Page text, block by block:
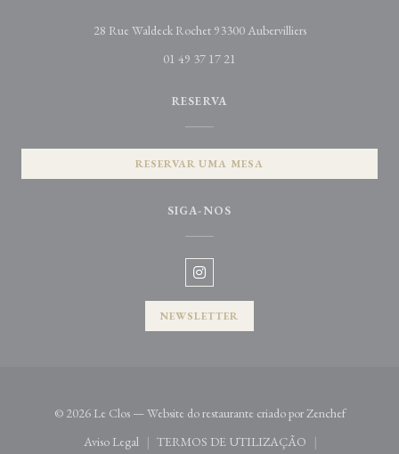
28 Rue Waldeck Rochet 93300 Aubervilliers((abre numa nova
01 49 37 17 21
RESERVA
RESERVAR UMA MESA
SIGA-NOS
Instagram ((abre numa nova janela))
NEWSLETTER
© 2026 Le Clos — Website do restaurante criado porZenchef((abre
Aviso Legal
TERMOS DE UTILIZAÇÃO